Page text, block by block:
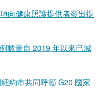
向健康照護提供者發出提
數量自 2019 年以來已減
約市共同呼籲 G20 國家